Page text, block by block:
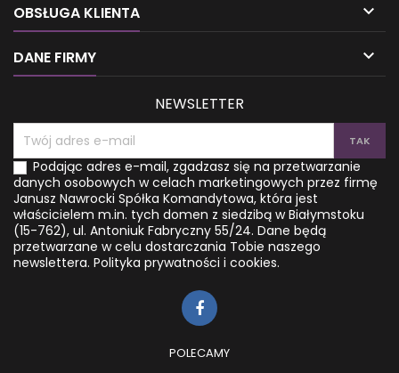
OBSŁUGA KLIENTA 
DANE FIRMY 
NEWSLETTER
Podając adres e-mail, zgadzasz się na przetwarzanie
danych osobowych w celach marketingowych przez firmę
Janusz Nawrocki Spółka Komandytowa, która jest
właścicielem m.in. tych domen z siedzibą w Białymstoku
(15-762), ul. Antoniuk Fabryczny 55/24. Dane będą
przetwarzane w celu dostarczania Tobie naszego
newslettera. Polityka prywatności i cookies.
POLECAMY